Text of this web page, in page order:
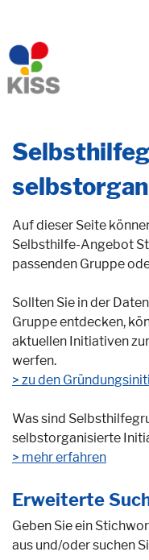
Auf dieser Seite
Selbsthilfe-Angebot
passenden Gruppe
Sollten Sie in der
Gruppe entdecken,
aktuellen Initiativen
werfen.
> zu den
Was sind
selbstorganisierte
mehr erfahren
Erweiterte
Geben Sie ein
aus und/oder suchen